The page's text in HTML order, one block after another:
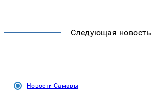
Следующая новость
Новости Самары